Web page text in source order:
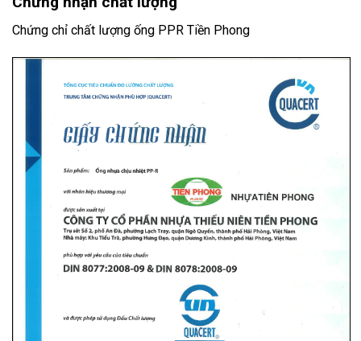
Chứng chỉ chất lượng ống PPR Tiền Phong